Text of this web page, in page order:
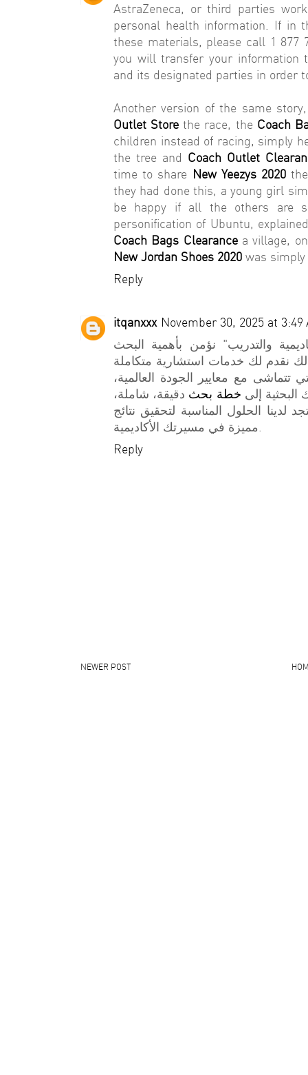
AstraZeneca, or third parties
personal health information. If in
these materials, please call 1 877
you will transfer your information
and its designated parties in order
Another version of the same
Outlet Store the race, the Coach
children instead of racing, simply
the tree and Coach Outlet
time to share New Yeezys 2020
they had done this, a young girl
be happy if all the others are
personification of Ubuntu,
Coach Bags Clearancea village,
New Jordan Shoes 2020 was
Reply
itqanxxx November 30, 2025 at 3:49
والتدريب" نؤمن بأهمية البحث
نقدم لك خدمات استشارية متكاملة
مع معايير الجودة العالمية،
إلى خطة بحث دقيقة، شاملة،
لدينا الحلول المناسبة لتحقيق نتائج
مميزة في مسيرتك الأكاديمية.
Reply
NEWER POST